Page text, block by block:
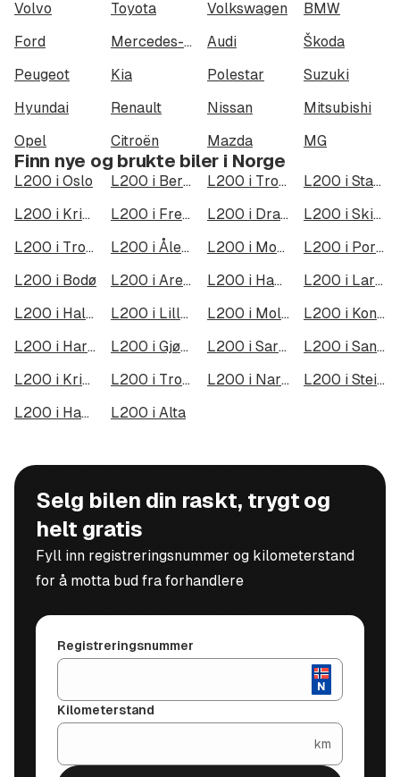
Volvo Toyota Volkswagen
BMW
Ford
Mercedes-Benz Audi
Škoda
Peugeot
Kia Polestar
Suzuki
Hyundai
Renault Nissan
Mitsubishi
Opel
Citroën Mazda MG
Finn nye og brukte biler i Norge
L200 i Oslo L200 i Bergen L200 i Trondheim
L200 i Stavanger
L200 i Kristiansand
L200 i Fredrikstad L200 i Drammen
L200 i Skien
L200 i Tromsø
L200 i Ålesund L200 i Moss
L200 i Porsgrunn
L200 i Bodø
L200 i Arendal L200 i Hamar
L200 i Larvik
L200 i Halden
L200 i Lillehammer L200 i Molde
L200 i Kongsberg
L200 i Harstad
L200 i Gjøvik L200 i Sarpsborg
L200 i Sandefjord
L200 i Kristiansund
L200 i Tromsdalen L200 i Narvik
L200 i Steinkjer
L200 i Haugesund
L200 i Alta
Selg bilen din raskt, trygt og
helt gratis
Fyll inn registreringsnummer og kilometerstand
for å motta bud fra forhandlere
Registreringsnummer
Kilometerstand
km